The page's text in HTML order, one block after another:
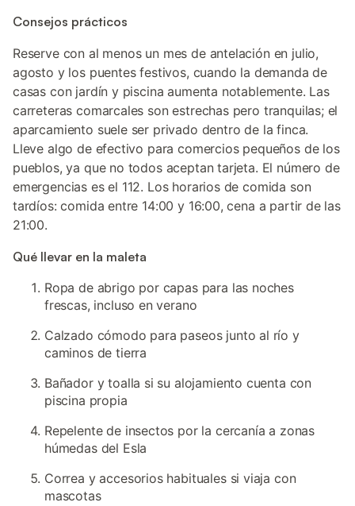
Consejos prácticos
Reserve con al menos un mes de antelación en julio,
agosto y los puentes festivos, cuando la demanda de
casas con jardín y piscina aumenta notablemente. Las
carreteras comarcales son estrechas pero tranquilas; el
aparcamiento suele ser privado dentro de la finca.
Lleve algo de efectivo para comercios pequeños de los
pueblos, ya que no todos aceptan tarjeta. El número de
emergencias es el 112. Los horarios de comida son
tardíos: comida entre 14:00 y 16:00, cena a partir de las
21:00.
Qué llevar en la maleta
Ropa de abrigo por capas para las noches
frescas, incluso en verano
Calzado cómodo para paseos junto al río y
caminos de tierra
Bañador y toalla si su alojamiento cuenta con
piscina propia
Repelente de insectos por la cercanía a zonas
húmedas del Esla
Correa y accesorios habituales si viaja con
mascotas